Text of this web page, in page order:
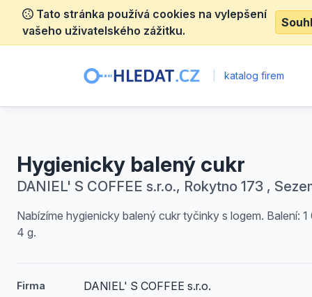
Tato stránka používá cookies na vylepšení
vašeho uživatelského zážitku.
katalog firem
Hygienicky balený cukr
DANIEL' S COFFEE s.r.o., Rokytno 173 ,
Nabízíme hygienicky balený cukr tyčinky s logem. Balení:
4 g.
Firma DANIEL' S COFFEE s.r.o.